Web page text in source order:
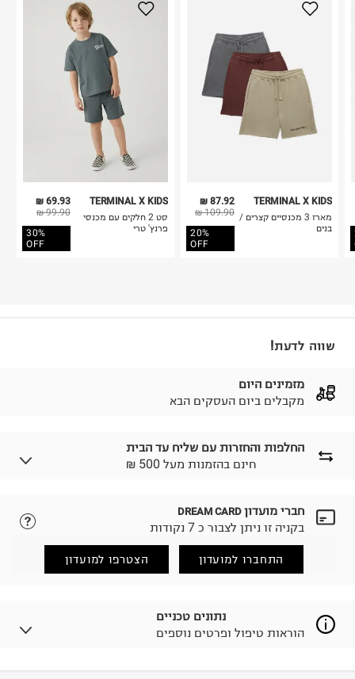
69.93 ₪
99.90 ₪
30%
OFF
TERMINAL X KIDS
סט 2 חלקים עם מכנסי
פרנץ' טרי
87.92 ₪
109.90 ₪
20%
OFF
TERMINAL X KIDS
מארז 3 מכנסיים קצרים /
בנים
שווה לדעת!
מזמינים היום
מקבלים ביום העסקים הבא
החלפות והחזרות עם שליח עד הבית
₪ חינם בהזמנות מעל 500
לבחירת בשיטת המשלוח המתאימה לכם,
הזמנתם והתחרטתם?
(במקום ב-19.9 ₪) לזמן מוגבל! חינם בהזמנות מעל 500 ₪.
למידע נא ללחוץ כאן
.
לפני החזרת החבילה, חשוב להדביק את מדבקת הגוביינא על
פריטים שבירים יש להחזיר עם שליח דרך ממשק ההחזרות
חברי מועדון DREAM CARD
בקניה זו ניתן לצבור כ 7 נקודות
התחברו למועדון הצטרפו למועדון
נתונים טכניים
הוראות טיפול ופרטים נוספים